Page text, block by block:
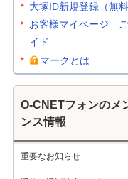
大塚ID新規登録（無料
お客様マイページ
イド
マークとは
O-CNETフォンのメ
ンス情報
重要なお知らせ